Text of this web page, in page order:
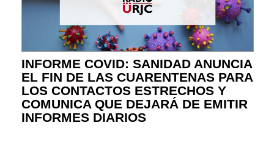
INFORME COVID: SANIDAD ANUNCIA
EL FIN DE LAS CUARENTENAS PARA
LOS CONTACTOS ESTRECHOS Y
COMUNICA QUE DEJARÁ DE EMITIR
INFORMES DIARIOS